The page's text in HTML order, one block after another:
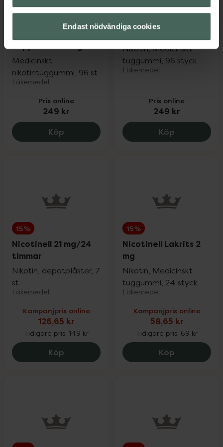
Endast nödvändiga cookies
Peppermint 2 mg
Medicinskt
nikotintuggummi, 96 st
Läkemedel
Pris online
249 kr
Köp Nicotinell Peppermint 2 mg, 249 kr.
Nicotinell Mint 2 mg
Nikotin, Medicinskt
tuggummi, 96 styck
Läkemedel
Pris online
249 kr
Köp Nicotinell
15%
Nicotinell 21 mg/24
timmar
Nikotin, depotplåster, 7
st
Läkemedel
Kampanjpris online
126,65 kr
Tidigare pris: 149 kr
Köp Nicotinell 21 mg/24 timmar, 126.65 kr.
15%
Nicotinell Lakrits 2
mg
Nikotin, Medicinskt
tuggummi, 24 styck
Läkemedel
Kampanjpris online
58,65 kr
Tidigare pris: 69 kr
Köp Nicotinell